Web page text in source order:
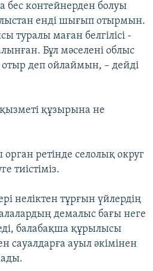
контейнерден болуы
енді шығып отырмын.
туралы маған белгілісі -
Бұл мәселені облыс
отыр деп ойлаймын, – дейді
құзырына не
орган ретінде селолық округ
тиістіміз.
неліктен тұрғын үйлердің
демалыс бағы неге
балабақша құрылысы
сауалдарға ауыл әкімінен